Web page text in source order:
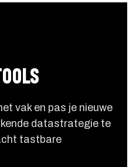
vak en pas je nieuwe
datastrategie te
tastbare